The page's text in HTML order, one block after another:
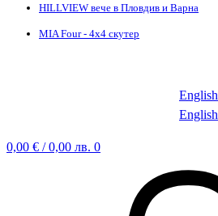
HILLVIEW вече в Пловдив и Варна
MIA Four - 4х4 скутер
English
English
0,00 € / 0,00 лв. 0